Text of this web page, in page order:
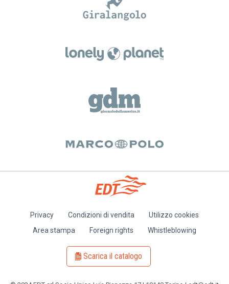
Privacy Condizioni di vendita
Utilizzo cookies
Area stampa
Foreign rights Whistleblowing
Scarica il catalogo